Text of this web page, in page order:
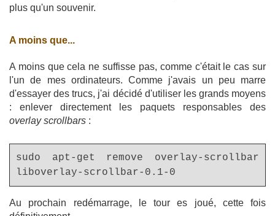
plus qu'un souvenir.
A moins que...
A moins que cela ne suffisse pas, comme c'était le cas sur
l'un de mes ordinateurs. Comme j'avais un peu marre
d'essayer des trucs, j'ai décidé d'utiliser les grands moyens
: enlever directement les paquets responsables des
overlay scrollbars :
sudo apt-get remove overlay-scrollbar
liboverlay-scrollbar-0.1-0
Au prochain redémarrage, le tour es joué, cette fois